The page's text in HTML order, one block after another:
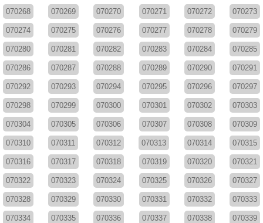
070268 070269 070270 070271 070272 070273
070274 070275 070276 070277 070278 070279
070280 070281 070282 070283 070284 070285
070286 070287 070288 070289 070290 070291
070292 070293 070294 070295 070296 070297
070298 070299 070300 070301 070302 070303
070304 070305 070306 070307 070308 070309
070310 070311 070312 070313 070314 070315
070316 070317 070318 070319 070320 070321
070322 070323 070324 070325 070326 070327
070328 070329 070330 070331 070332 070333
070334 070335 070336 070337 070338 070339